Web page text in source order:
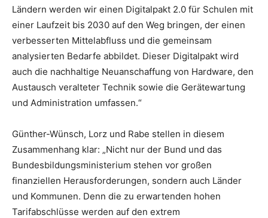
Ländern werden wir einen Digitalpakt 2.0 für Schulen mit
einer Laufzeit bis 2030 auf den Weg bringen, der einen
verbesserten Mittelabfluss und die gemeinsam
analysierten Bedarfe abbildet. Dieser Digitalpakt wird
auch die nachhaltige Neuanschaffung von Hardware, den
Austausch veralteter Technik sowie die Gerätewartung
und Administration umfassen.“
Günther-Wünsch, Lorz und Rabe stellen in diesem
Zusammenhang klar: „Nicht nur der Bund und das
Bundesbildungsministerium stehen vor großen
finanziellen Herausforderungen, sondern auch Länder
und Kommunen. Denn die zu erwartenden hohen
Tarifabschlüsse werden auf den extrem